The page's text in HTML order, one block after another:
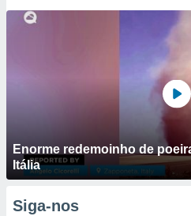
Enorme redemoinho de
Itália
Siga-nos